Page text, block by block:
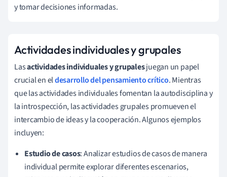
y tomar decisiones informadas.
Actividades individuales y grupales
Lasactividades individuales y grupalesjuegan un papel
crucial en eldesarrollo del pensamiento crítico. Mientras
que las actividades individuales fomentan la autodisciplina y
la introspección, las actividades grupales promueven el
intercambio de ideas y la cooperación. Algunos ejemplos
incluyen:
Estudio de casos: Analizar estudios de casos de manera
individual permite explorar diferentes escenarios,